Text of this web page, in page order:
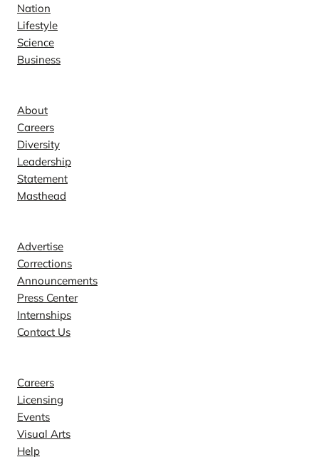
Nation
Lifestyle
Science
Business
About
Careers
Diversity
Leadership
Statement
Masthead
Advertise
Corrections
Announcements
Press Center
Internships
Contact Us
Careers
Licensing
Events
Visual Arts
Help